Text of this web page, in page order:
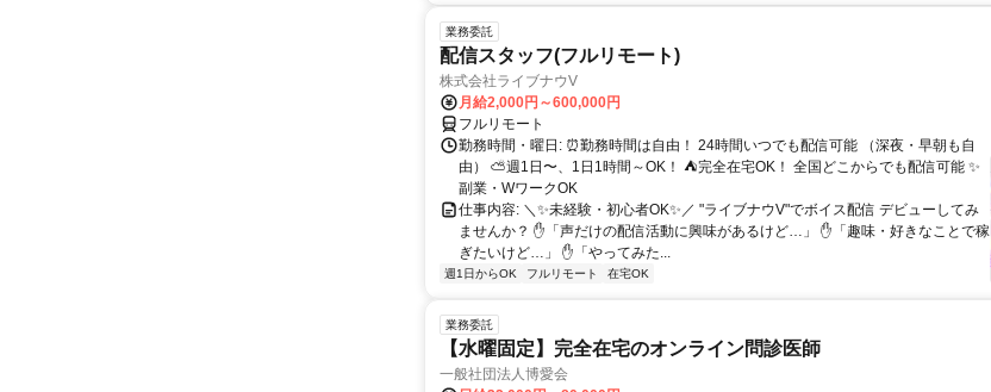
業務委託
配信スタッフ(フルリモート)
株式会社ライブナウV
月給2,000円～600,000円
フルリモート
勤務時間・曜日: ⏰勤務時間は自由！ 24時間いつでも配信可能 （深夜・早朝も自
由） ⛅週1日〜、1日1時間～OK！ ⛺完全在宅OK！ 全国どこからでも配信可能 ✨
副業・WワークOK
仕事内容: ＼✨未経験・初心者OK✨／ "ライブナウV"でボイス配信 デビューしてみ
ませんか？ ✋「声だけの配信活動に興味があるけど…」 ✋「趣味・好きなことで稼
ぎたいけど…」 ✋「やってみた...
週1日からOK フルリモート 在宅OK
業務委託
【水曜固定】完全在宅のオンライン問診医師
一般社団法人博愛会